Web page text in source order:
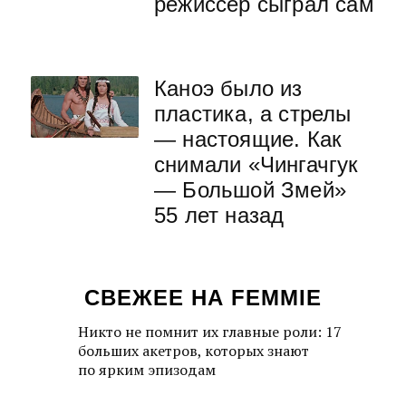
Каноэ было из
пластика, а стрелы
— настоящие. Как
снимали «Чингачгук
— Большой Змей»
55 лет назад
СВЕЖЕЕ НА FEMMIE
Никто не помнит их главные роли: 17
больших акетров, которых знают
по ярким эпизодам